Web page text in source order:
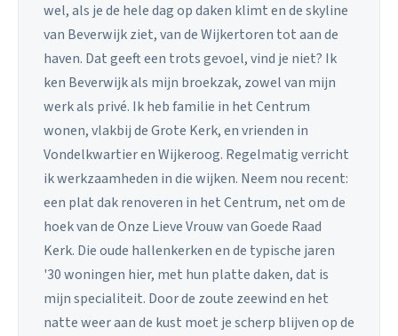
wel, als je de hele dag op daken klimt en de skyline
van Beverwijk ziet, van de Wijkertoren tot aan de
haven. Dat geeft een trots gevoel, vind je niet? Ik
ken Beverwijk als mijn broekzak, zowel van mijn
werk als privé. Ik heb familie in het Centrum
wonen, vlakbij de Grote Kerk, en vrienden in
Vondelkwartier en Wijkeroog. Regelmatig verricht
ik werkzaamheden in die wijken. Neem nou recent:
een plat dak renoveren in het Centrum, net om de
hoek van de Onze Lieve Vrouw van Goede Raad
Kerk. Die oude hallenkerken en de typische jaren
'30 woningen hier, met hun platte daken, dat is
mijn specialiteit. Door de zoute zeewind en het
natte weer aan de kust moet je scherp blijven op de